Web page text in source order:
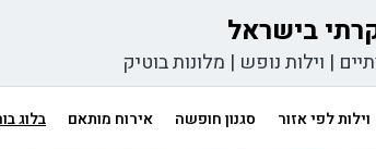
בישראל
| וילות נופש | מלונות בוטיק
וילות לפי אזור סגנון חופשה אירוח מותאם בלוג